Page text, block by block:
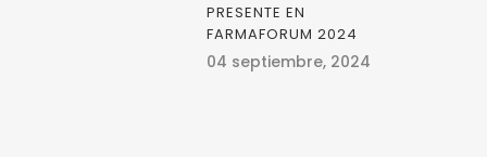
PRESENTE EN
FARMAFORUM 2024
04 septiembre, 2024